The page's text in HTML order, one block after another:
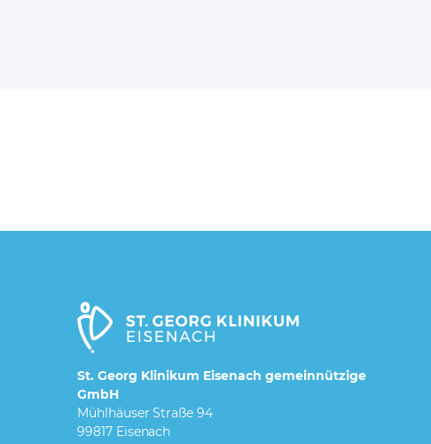
St. Georg Klinikum Eisenach gemeinnützige
GmbH
Mühlhäuser Straße 94
99817 Eisenach